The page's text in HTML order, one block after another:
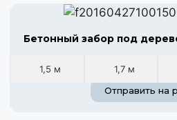
Бетонный забор под
1,5 м 1,7 м
Отправить на